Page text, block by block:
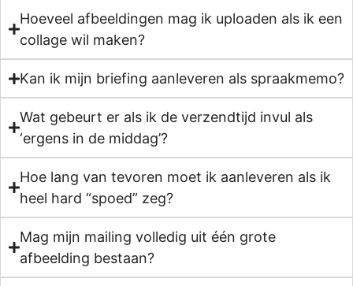
Hoeveel afbeeldingen mag ik uploaden als ik een
collage wil maken?
Kan ik mijn briefing aanleveren als spraakmemo?
Wat gebeurt er als ik de verzendtijd invul als
‘ergens in de middag’?
Hoe lang van tevoren moet ik aanleveren als ik
heel hard “spoed” zeg?
Mag mijn mailing volledig uit één grote
afbeelding bestaan?